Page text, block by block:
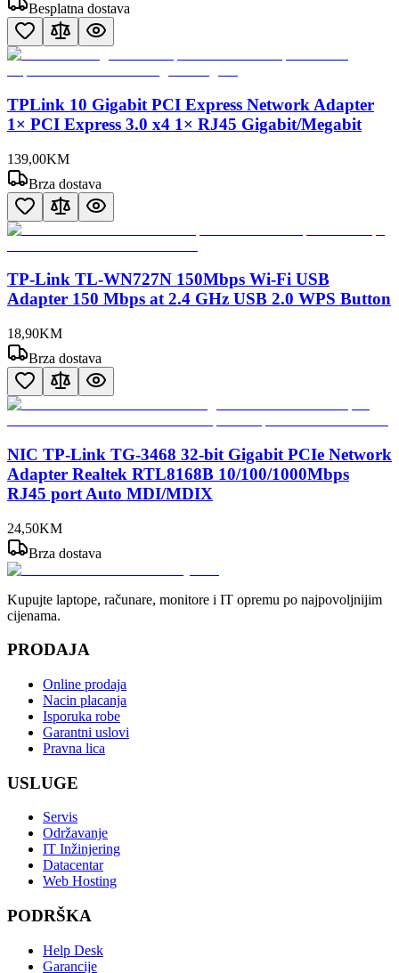
Besplatna dostava
TPLink 10 Gigabit PCI Express Network Adapter
1× PCI Express 3.0 x4 1× RJ45 Gigabit/Megabit
139,00KM
Brza dostava
TP-Link TL-WN727N 150Mbps Wi-Fi USB
Adapter 150 Mbps at 2.4 GHz USB 2.0 WPS Button
18,90KM
Brza dostava
NIC TP-Link TG-3468 32-bit Gigabit PCIe Network
Adapter Realtek RTL8168B 10/100/1000Mbps
RJ45 port Auto MDI/MDIX
24,50KM
Brza dostava
Kupujte laptope, računare, monitore i IT opremu po najpovoljnijim
cijenama.
PRODAJA
Online prodaja
Nacin placanja
Isporuka robe
Garantni uslovi
Pravna lica
USLUGE
Servis
Održavanje
IT Inžinjering
Datacentar
Web Hosting
PODRŠKA
Help Desk
Garancije